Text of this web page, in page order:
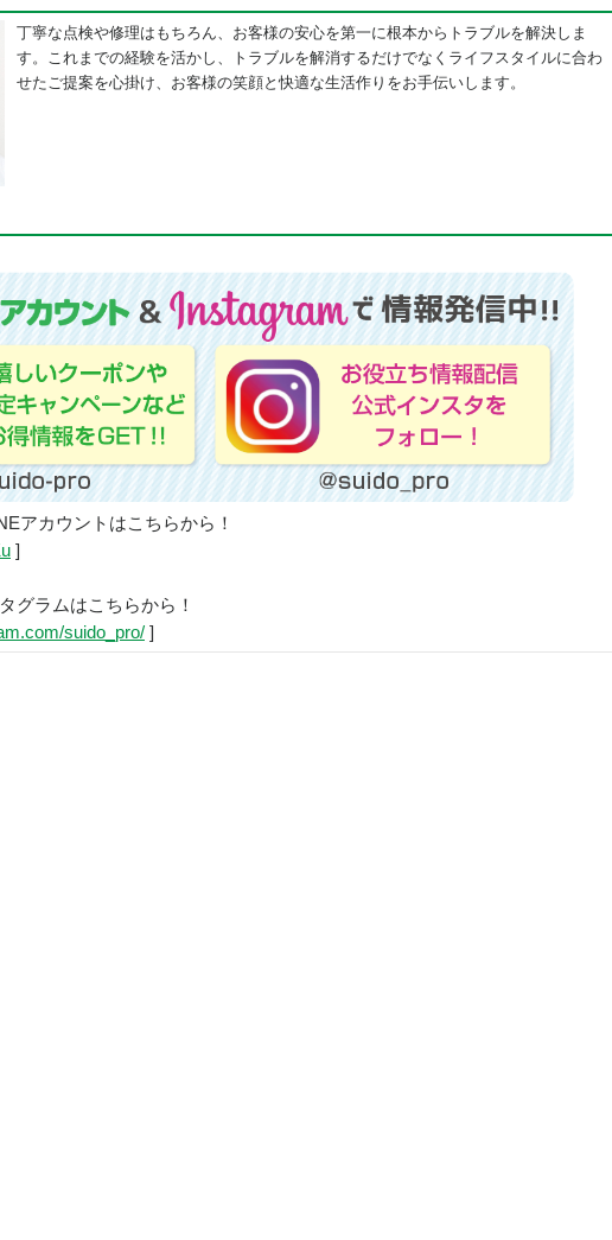
丁寧な点検や修理はもちろん、お客様の安心を第一に根本からトラブルを解決しま
す。これまでの経験を活かし、トラブルを解消するだけでなくライフスタイルに合わ
せたご提案を心掛け、お客様の笑顔と快適な生活作りをお手伝いします。
アカウントはこちらから！
]
グラムはこちらから！
suido_pro/ ]